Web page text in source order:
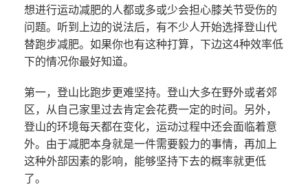
想进行运动减肥的人都或多或少会担心膝关节受伤的
问题。听到上边的说法后，有不少人开始选择登山代
替跑步减肥。如果你也有这种打算，下边这4种效率低
下的情况你最好知道。
第一，登山比跑步更难坚持。登山大多在野外或者郊
区，从自己家里过去肯定会花费一定的时间。另外，
登山的环境每天都在变化，运动过程中还会面临着意
外。由于减肥本身就是一件需要毅力的事情，再加上
这种外部因素的影响，能够坚持下去的概率就更低
了。